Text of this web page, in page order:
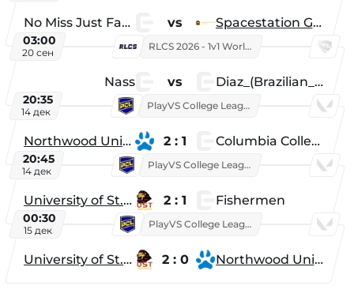
No Miss Just Fake vs Spacestation Gaming
03:00
20 сен
RLCS 2026 - 1v1 World Championship
Nass vs Diaz_(Brazilian_Player)
20:35
14 дек
PlayVS College League 2025: Fall
Northwood University 2 : 1 Columbia College
20:45
14 дек
PlayVS College League 2025: Fall
University of St. Thomas 2 : 1 Fishermen
00:30
15 дек
PlayVS College League 2025: Fall
University of St. Thomas 2 : 0 Northwood University